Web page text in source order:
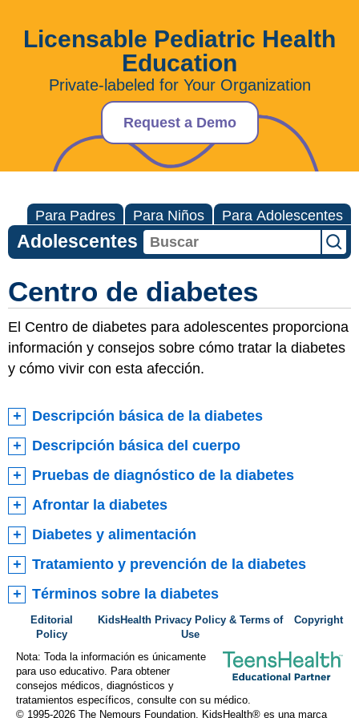
Licensable Pediatric Health
Education
Private-labeled for Your Organization
Request a Demo
Para Padres Para Niños Para Adolescentes
Adolescentes
Centro de diabetes
El Centro de diabetes para adolescentes proporciona
información y consejos sobre cómo tratar la diabetes
y cómo vivir con esta afección.
Descripción básica de la diabetes
Descripción básica del cuerpo
Pruebas de diagnóstico de la diabetes
Afrontar la diabetes
Diabetes y alimentación
Tratamiento y prevención de la diabetes
Términos sobre la diabetes
Editorial
Policy
KidsHealth Privacy Policy & Terms of
Use
Copyright
Nota: Toda la información es únicamente
para uso educativo. Para obtener
consejos médicos, diagnósticos y
tratamientos específicos, consulte con su médico.
© 1995-2026 The Nemours Foundation. KidsHealth® es una marca